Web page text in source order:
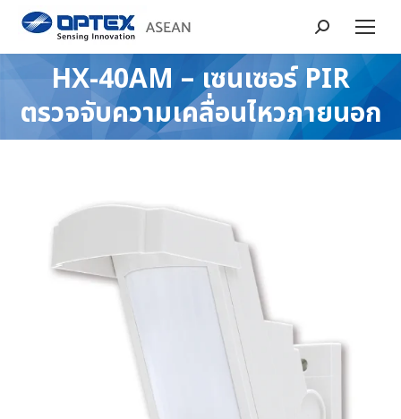
Search:
HX-40AM – เซนเซอร์ PIR
ตรวจจับความเคลื่อนไหวภายนอก
You are here: